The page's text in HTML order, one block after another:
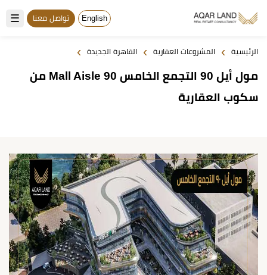
☰ English تواصل معنا
الرئيسية › المشروعات العقارية › القاهرة الجديدة ›
مول أيل 90 التجمع الخامس Mall Aisle 90 من
سكوب العقارية